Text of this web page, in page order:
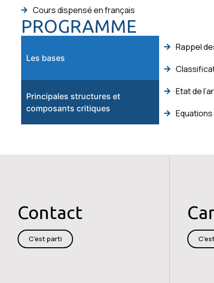
Cours dispensé en français
PROGRAMME
Les bases
Principales structures et
composants critiques
Rappel
Etat de
Contact
C'est parti